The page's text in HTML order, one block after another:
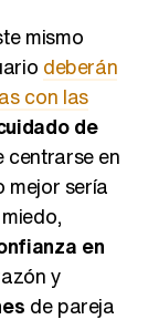
deberán
con las
de
en
mejor sería
en
y
de pareja